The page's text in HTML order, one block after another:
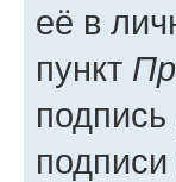
её в
пункт